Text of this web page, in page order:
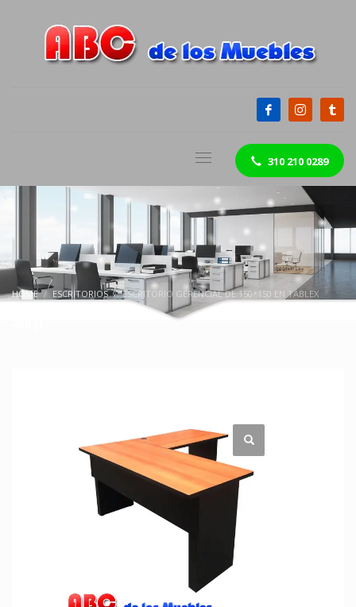
310 210 0289
HOME ESCRITORIOS ESCRITORIO GERENCIAL DE 150*150 EN TABLEX